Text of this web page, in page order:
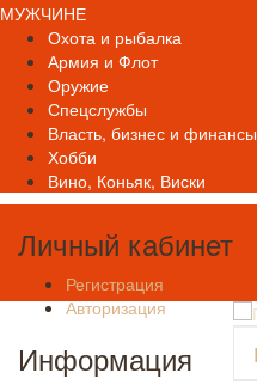
МУЖЧИНЕ
Охота и рыбалка
Армия и Флот
Оружие
Спецслужбы
Власть, бизнес и финансы
Хобби
Вино, Коньяк, Виски
Личный кабинет
Регистрация
Авторизация
Информация